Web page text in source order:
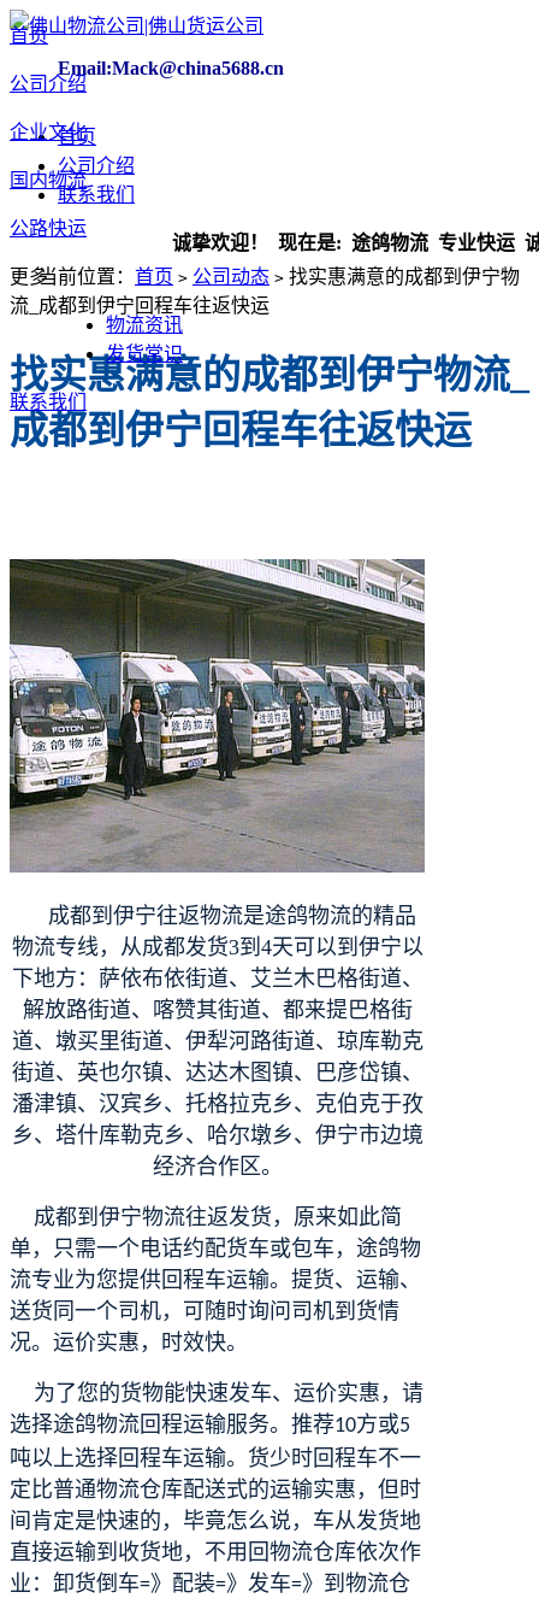
Email:Mack@china5688.cn
首页
公司介绍
联系我们
诚挚欢迎！ 现在是:途鸽物流 专业快运 诚实
首页
公司介绍
企业文化
国内物流
公路快运
更多
物流资讯
发货常识
联系我们
当前位置： 首页 > 公司动态 > ​找实惠满意的成都到伊宁物
流_成都到伊宁回程车往返快运
​找实惠满意的成都到伊宁物流_
成都到伊宁回程车往返快运
成都到伊宁往返物流是途鸽物流的精品
物流专线，从成都发货3到4天可以到伊宁以
下地方：萨依布依街道、艾兰木巴格街道、
解放路街道、喀赞其街道、都来提巴格街
道、墩买里街道、伊犁河路街道、琼库勒克
街道、英也尔镇、达达木图镇、巴彦岱镇、
潘津镇、汉宾乡、托格拉克乡、克伯克于孜
乡、塔什库勒克乡、哈尔墩乡、伊宁市边境
经济合作区。
成都到伊宁物流往返发货，原来如此简
单，只需一个电话约配货车或包车，途鸽物
流专业为您提供回程车运输。提货、运输、
送货同一个司机，可随时询问司机到货情
况。运价实惠，时效快。
为了您的货物能快速发车、运价实惠，请
选择途鸽物流回程运输服务。推荐10方或5
吨以上选择回程车运输。货少时回程车不一
定比普通物流仓库配送式的运输实惠，但时
间肯定是快速的，毕竟怎么说，车从发货地
直接运输到收货地，不用回物流仓库依次作
业： 卸货倒车=》配装=》发车=》到物流仓